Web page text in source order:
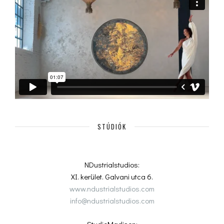
STÚDIÓK
NDustrialstudios:
XI. kerület. Galvani utca 6.
www.ndustrialstudios.com
info@ndustrialstudios.com